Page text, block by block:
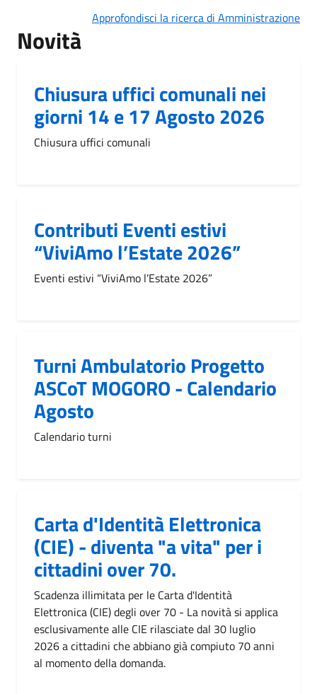
Approfondisci la ricerca di Amministrazione
Novità
Chiusura uffici comunali nei
giorni 14 e 17 Agosto 2026
Chiusura uffici comunali
Contributi Eventi estivi
“ViviAmo l’Estate 2026”
Eventi estivi “ViviAmo l’Estate 2026”
Turni Ambulatorio Progetto
ASCoT MOGORO - Calendario
Agosto
Calendario turni
Carta d'Identità Elettronica
(CIE) - diventa "a vita" per i
cittadini over 70.
Scadenza illimitata per le Carta d'Identità
Elettronica (CIE) degli over 70 - La novità si applica
esclusivamente alle CIE rilasciate dal 30 luglio
2026 a cittadini che abbiano già compiuto 70 anni
al momento della domanda.